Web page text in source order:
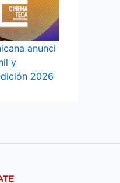
anunci
y
2026